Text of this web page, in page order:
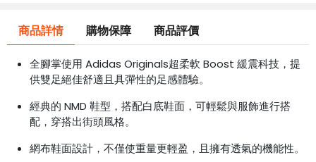
商品詳情 購物保障 商品評價
全腳掌使用 Adidas Originals超柔軟 Boost 緩震科技，提
供雙足絕佳舒適且具彈性的足感體驗。
經典的 NMD 鞋型，搭配白底鞋面，可輕鬆與服飾進行搭
配，穿搭出街頭風格。
網布鞋面設計，不僅使重量更輕盈，且擁有透氣的機能性。